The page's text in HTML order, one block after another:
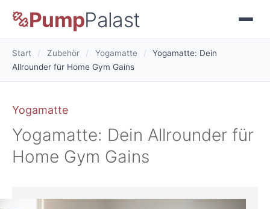
PumpPalast
Start / Zubehör / Yogamatte /
Yogamatte: Dein
Allrounder für Home Gym Gains
Yogamatte
Yogamatte: Dein Allrounder für
Home Gym Gains